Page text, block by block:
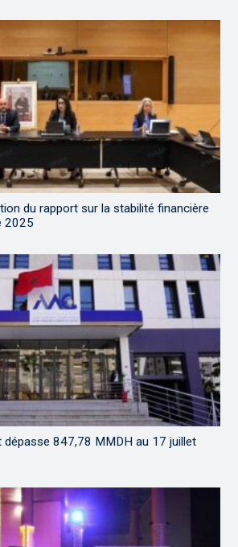
du rapport sur la stabilité financière
2025
dépasse 847,78 MMDH au 17 juillet